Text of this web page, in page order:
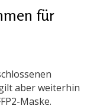
für
aber weiterhin
Maske.